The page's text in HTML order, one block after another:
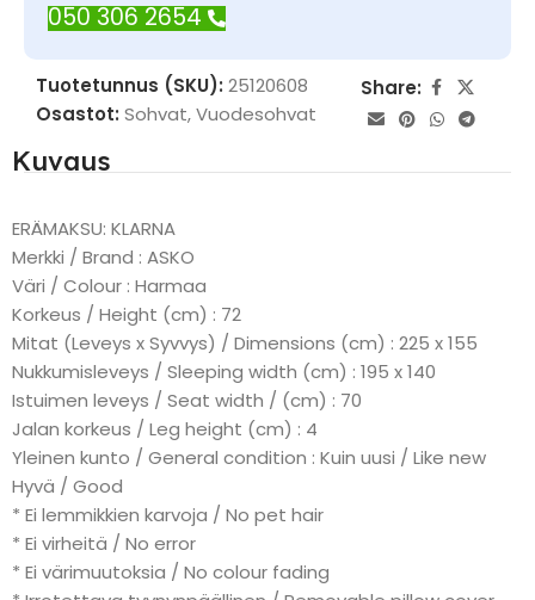
050 306 2654
Tuotetunnus (SKU): 25120608
Osastot: Sohvat,Vuodesohvat
Share:
Kuvaus
ERÄMAKSU: KLARNA
Merkki / Brand : ASKO
Väri / Colour : Harmaa
Korkeus / Height (cm) : 72
Mitat (Leveys x Syvvys) / Dimensions (cm) : 225 x 155
Nukkumisleveys / Sleeping width (cm) : 195 x 140
Istuimen leveys / Seat width / (cm) : 70
Jalan korkeus / Leg height (cm) : 4
Yleinen kunto / General condition : Kuin uusi / Like new
Hyvä / Good
* Ei lemmikkien karvoja / No pet hair
* Ei virheitä / No error
* Ei värimuutoksia / No colour fading